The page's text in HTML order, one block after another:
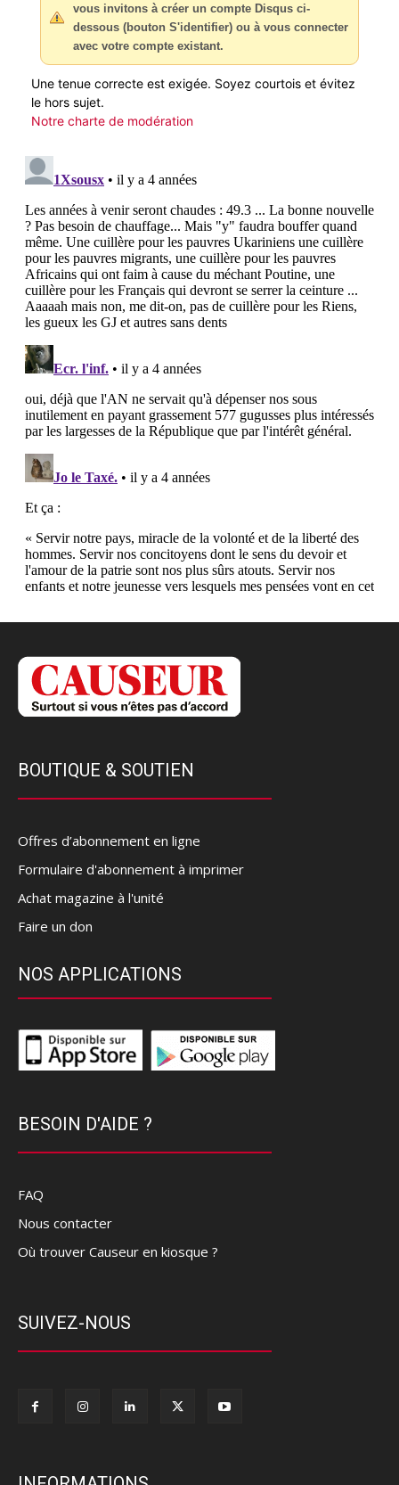
vous invitons à créer un compte Disqus ci-
dessous (bouton S'identifier) ou à vous connecter
avec votre compte existant.
Une tenue correcte est exigée. Soyez courtois et évitez
le hors sujet.
Notre charte de modération
BOUTIQUE & SOUTIEN
Offres d’abonnement en ligne
Formulaire d'abonnement à imprimer
Achat magazine à l'unité
Faire un don
NOS APPLICATIONS
BESOIN D'AIDE ?
FAQ
Nous contacter
Où trouver Causeur en kiosque ?
SUIVEZ-NOUS